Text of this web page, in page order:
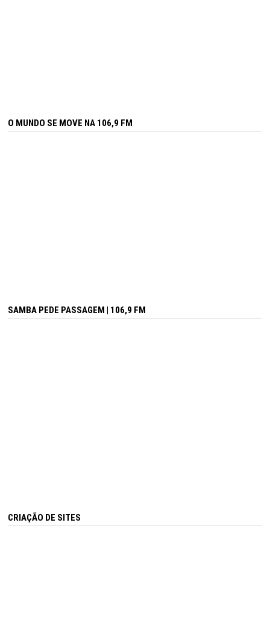
O MUNDO SE MOVE NA 106,9 FM
SAMBA PEDE PASSAGEM | 106,9 FM
CRIAÇÃO DE SITES